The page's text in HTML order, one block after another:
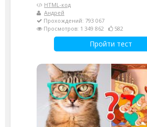
HTML-код
Андрей
Прохождений: 793 067
Просмотров: 1 349 862
582
Пройти тест